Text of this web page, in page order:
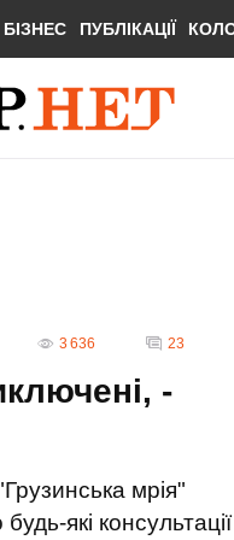
БІЗНЕС ПУБЛІКАЦІЇ
3 636 23
-
мрія"
які консультації